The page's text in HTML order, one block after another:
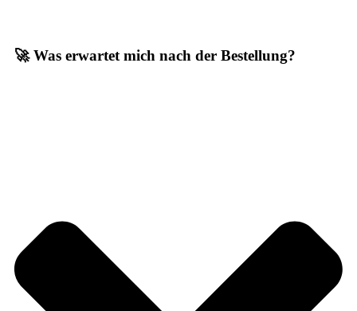
🚀 Was erwartet mich nach der Bestellung?